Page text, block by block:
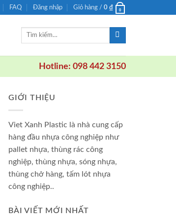
FAQ Đăng nhập Giỏ hàng / 0 ₫ 0
Tìm
Hotline: 098 442 3150
GIỚI THIỆU
Viet Xanh Plastic là nhà cung cấp
hàng đầu nhựa công nghiệp như
pallet nhựa, thùng rác công
nghiệp, thùng nhựa, sóng nhựa,
thùng chở hàng, tấm lót nhựa
công nghiệp..
BÀI VIẾT MỚI NHẤT